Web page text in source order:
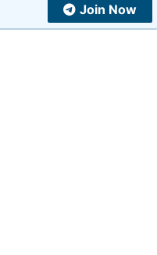
Join Now